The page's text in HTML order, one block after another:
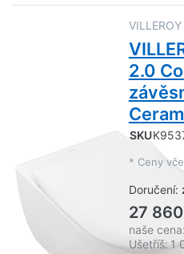
2.0
SKU
* Ceny
Doručení:
27
naše cena:
Ušetříš:1